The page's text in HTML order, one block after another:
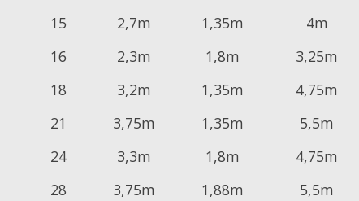
15
2,7m 1,35m 4m
16
2,3m 1,8m 3,25m
18
3,2m 1,35m 4,75m
21
3,75m 1,35m 5,5m
24
3,3m 1,8m 4,75m
28
3,75m 1,88m 5,5m